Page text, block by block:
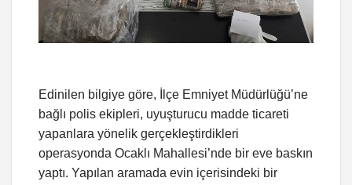
Edinilen bilgiye göre, İlçe Emniyet Müdürlüğü’ne
bağlı polis ekipleri, uyuşturucu madde ticareti
yapanlara yönelik gerçekleştirdikleri
operasyonda Ocaklı Mahallesi’nde bir eve baskın
yaptı. Yapılan aramada evin içerisindeki bir